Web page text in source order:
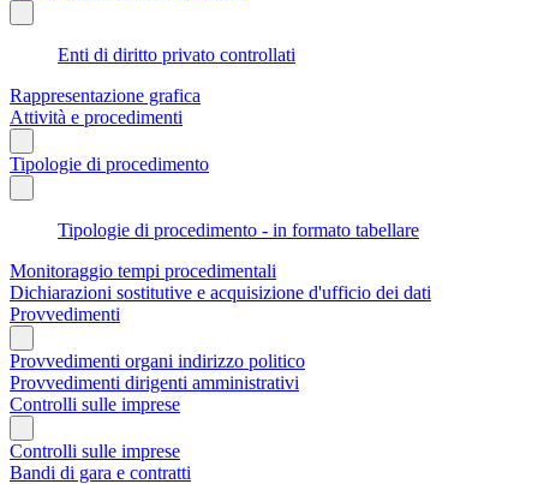
Enti di diritto privato controllati
Rappresentazione grafica
Attività e procedimenti
Tipologie di procedimento
Tipologie di procedimento - in formato tabellare
Monitoraggio tempi procedimentali
Dichiarazioni sostitutive e acquisizione d'ufficio dei dati
Provvedimenti
Provvedimenti organi indirizzo politico
Provvedimenti dirigenti amministrativi
Controlli sulle imprese
Controlli sulle imprese
Bandi di gara e contratti